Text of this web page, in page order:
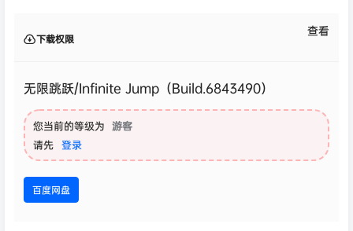
下载权限
查看
无限跳跃/Infinite Jump（Build.6843490）
您当前的等级为 游客
请先 登录
百度网盘